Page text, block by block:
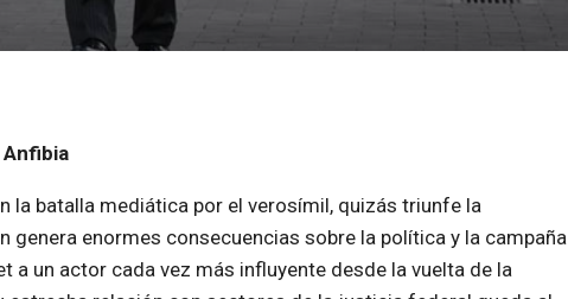
Anfibia
la batalla mediática por el verosímil, quizás triunfe la
genera enormes consecuencias sobre la política y la campaña
a un actor cada vez más influyente desde la vuelta de la